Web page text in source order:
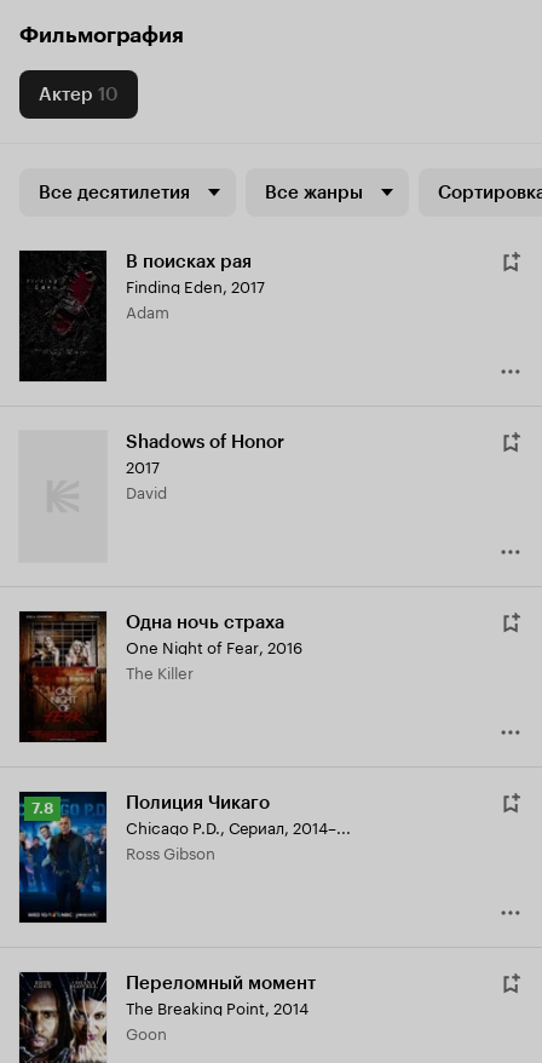
Фильмография
Актер 10
Все десятилетия Все жанры
В поисках рая
Finding Eden, 2017
Adam
Shadows of Honor
2017
David
Одна ночь страха
One Night of Fear, 2016
The Killer
Рейтинг
Кинопоиска
7.8
7.8 Полиция Чикаго
Chicago P.D., Сериал, 2014–...
Ross Gibson
Переломный момент
The Breaking Point, 2014
Goon